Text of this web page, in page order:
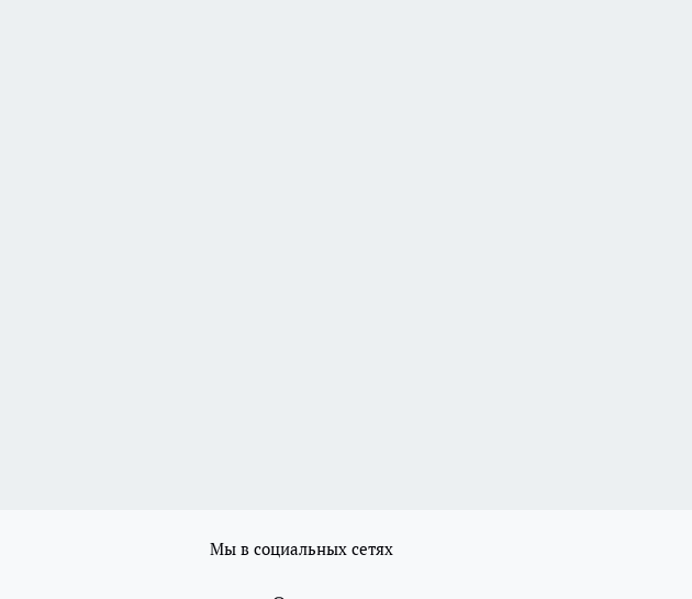
Мы в социальных сетях